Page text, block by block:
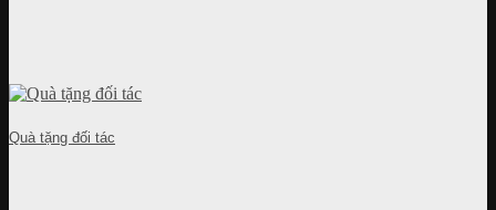
Quà tặng đối tác